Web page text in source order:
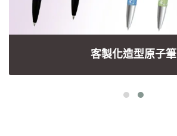
客製化造型原子筆